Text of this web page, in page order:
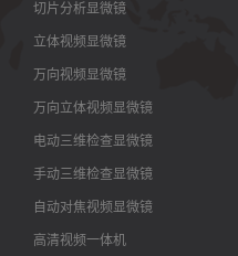
切片分析显微镜
立体视频显微镜
万向视频显微镜
万向立体视频显微镜
电动三维检查显微镜
手动三维检查显微镜
自动对焦视频显微镜
高清视频一体机